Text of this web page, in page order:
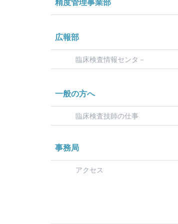
精度管理事業部
広報部
臨床検査情報センタ－
一般の方へ
臨床検査技師の仕事
事務局
アクセス